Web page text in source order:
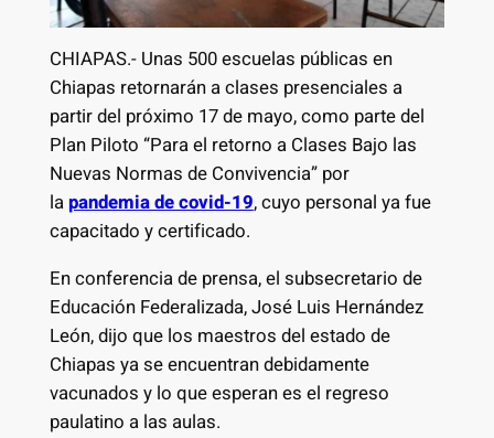
CHIAPAS.- Unas 500 escuelas públicas en
Chiapas retornarán a clases presenciales a
partir del próximo 17 de mayo, como parte del
Plan Piloto “Para el retorno a Clases Bajo las
Nuevas Normas de Convivencia” por
lapandemia de covid-19, cuyo personal ya fue
capacitado y certificado.
En conferencia de prensa, el subsecretario de
Educación Federalizada, José Luis Hernández
León, dijo que los maestros del estado de
Chiapas ya se encuentran debidamente
vacunados y lo que esperan es el regreso
paulatino a las aulas.